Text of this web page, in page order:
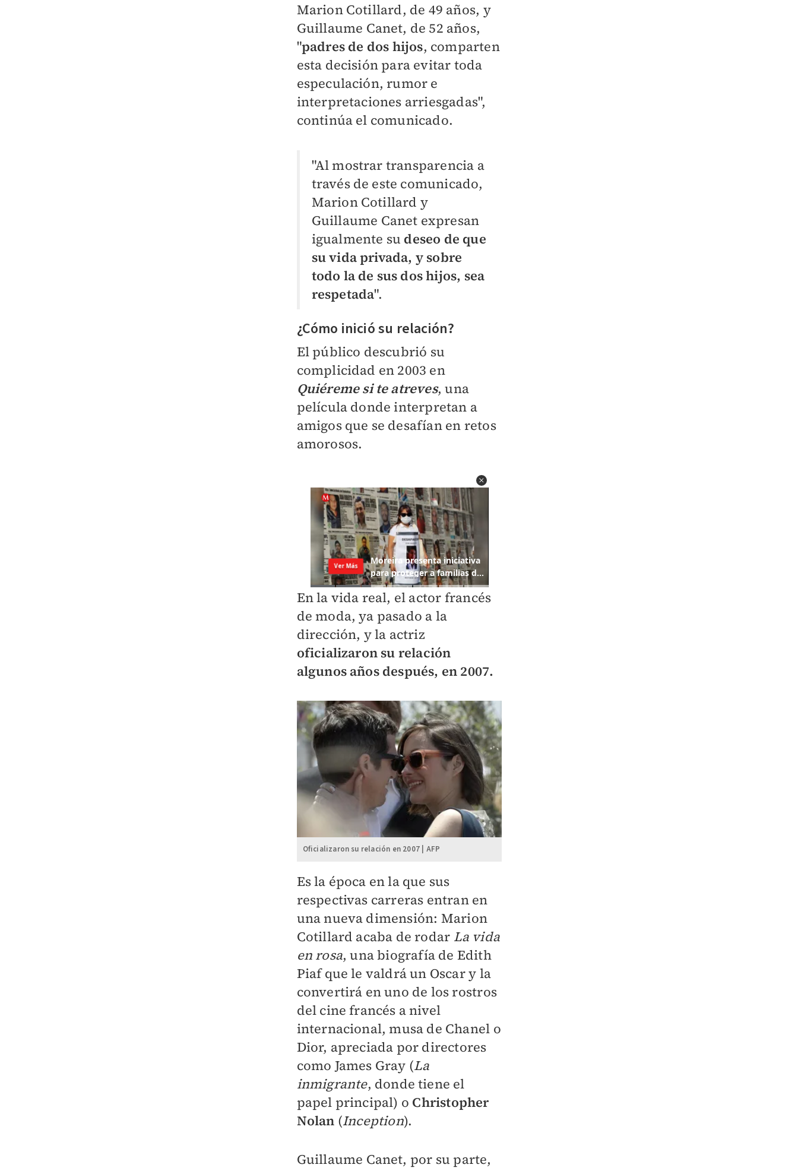
Marion Cotillard, de 49 años, y
Guillaume Canet, de 52 años,
"padres de dos hijos, comparten
esta decisión para evitar toda
especulación, rumor e
interpretaciones arriesgadas",
continúa el comunicado.
"Al mostrar transparencia a
través de este comunicado,
Marion Cotillard y
Guillaume Canet expresan
igualmente su deseo de que
su vida privada, y sobre
todo la de sus dos hijos, sea
respetada".
¿Cómo inició su relación?
El público descubrió su
complicidad en 2003 en
Quiéreme si te atreves, una
película donde interpretan a
amigos que se desafían en retos
amorosos.
En la vida real, el actor francés
de moda, ya pasado a la
dirección, y la actriz
oficializaron su relación
algunos años después, en 2007.
Oficializaron su relación en 2007 | AFP
Es la época en la que sus
respectivas carreras entran en
una nueva dimensión: Marion
Cotillard acaba de rodar La vida
en rosa, una biografía de Edith
Piaf que le valdrá un Oscar y la
convertirá en uno de los rostros
del cine francés a nivel
internacional, musa de Chanel o
Dior, apreciada por directores
como James Gray (La
inmigrante, donde tiene el
papel principal) o Christopher
Nolan (Inception).
Guillaume Canet, por su parte,